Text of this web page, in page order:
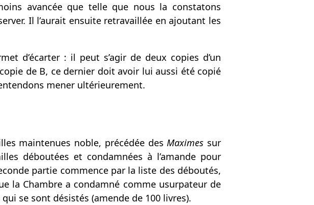
avancée que telle que nous la constatons
Il l’aurait ensuite retravaillée en ajoutant les
d’écarter : il peut s’agir de deux copies d’un
de B, ce dernier doit avoir lui aussi été copié
mener ultérieurement.
maintenues noble, précédée desMaximes sur
déboutées et condamnées à l’amande pour
partie commence par la liste des déboutés,
la Chambre a condamné comme usurpateur de
se sont désistés (amende de 100 livres).